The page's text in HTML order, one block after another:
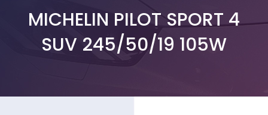
MICHELIN PILOT SPORT 4
SUV 245/50/19 105W